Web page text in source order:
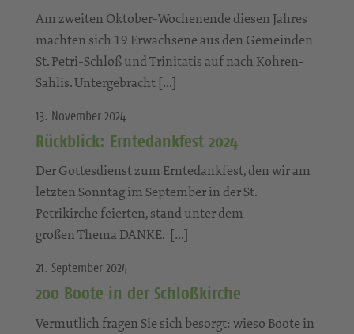
Am zweiten Oktober-Wochenende diesen Jahres
machten sich 19 Erwachsene aus den Gemeinden
St. Petri-Schloß und Trinitatis auf nach Kohren-
Sahlis. Untergebracht […]
13. November 2024
Rückblick: Erntedankfest 2024
Der Gottesdienst zum Erntedankfest, den wir am
letzten Sonntag im September in der St.
Petrikirche feierten, stand unter dem
großen Thema DANKE. […]
21. September 2024
200 Boote in der Schloßkirche
Vermutlich fragen Sie sich besorgt: wieso Boote in